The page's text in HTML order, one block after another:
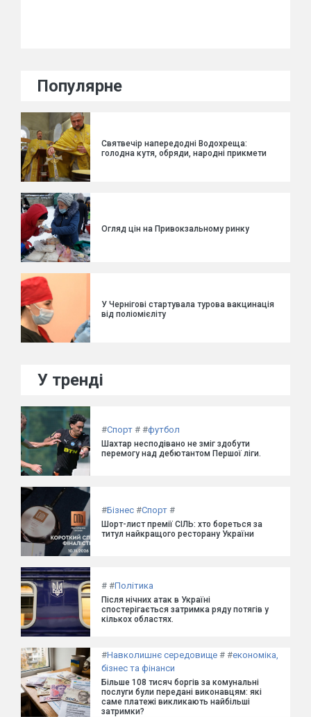
Популярне
Святвечір напередодні Водохреща:
голодна кутя, обряди, народні прикмети
Огляд цін на Привокзальному ринку
У Чернігові стартувала турова вакцинація
від поліомієліту
У тренді
#Спорт # #футбол
Шахтар несподівано не зміг здобути
перемогу над дебютантом Першої ліги.
#Бізнес #Спорт #
Шорт-лист премії СІЛЬ: хто бореться за
титул найкращого ресторану України
# #Політика
Після нічних атак в Україні
спостерігається затримка ряду потягів у
кількох областях.
#Навколишнє середовище # #економіка,
бізнес та фінанси
Більше 108 тисяч боргів за комунальні
послуги були передані виконавцям: які
саме платежі викликають найбільші
затримки?